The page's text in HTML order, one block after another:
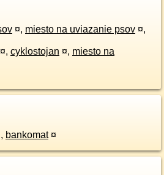
¤, miesto na uviazanie psov ¤,
¤, cyklostojan ¤, miesto na
, bankomat ¤